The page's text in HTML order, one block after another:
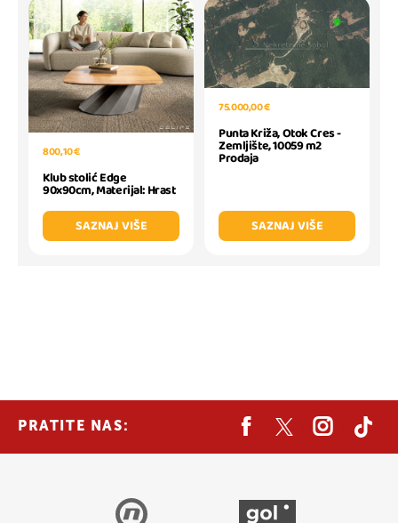
800,10 €
Klub stolić Edge
90x90cm, Materijal: Hrast
SAZNAJ VIŠE
75.000,00 €
Punta Križa, Otok Cres -
Zemljište, 10059 m2
Prodaja
SAZNAJ VIŠE
PRATITE NAS: